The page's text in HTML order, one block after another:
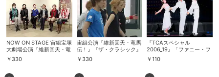
NOW ON STAGE 宙組宝塚
大劇場公演『維新回天・竜
馬伝！』『ザ・クラシッ
ク』
￥ 330
宙組公演『維新回天・竜馬
伝！』『ザ・クラシック』
プロダクション・ノート
￥ 330
『TCAスペシャル
2006_19』「ファニー・フ
ィーリング」
￥110